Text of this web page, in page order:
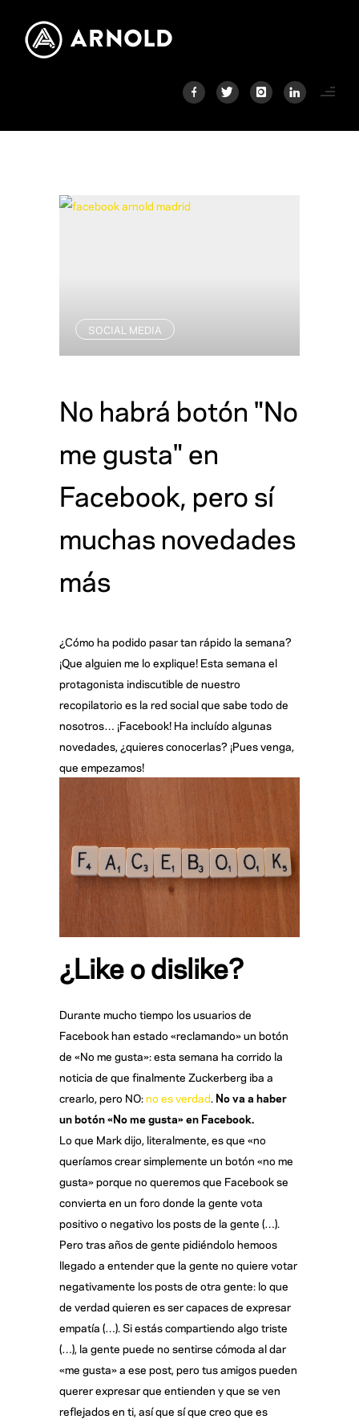
SOCIAL MEDIA
No habrá botón "No
me gusta" en
Facebook, pero sí
muchas novedades
más
¿Cómo ha podido pasar tan rápido la semana?
¡Que alguien me lo explique! Esta semana el
protagonista indiscutible de nuestro
recopilatorio es la red social que sabe todo de
nosotros… ¡Facebook! Ha incluído algunas
novedades, ¿quieres conocerlas? ¡Pues venga,
que empezamos!
¿Like o dislike?
Durante mucho tiempo los usuarios de
Facebook han estado «reclamando» un botón
de «No me gusta»: esta semana ha corrido la
noticia de que finalmente Zuckerberg iba a
crearlo, pero NO:no es verdad. No va a haber
un botón «No me gusta» en Facebook.
Lo que Mark dijo, literalmente, es que «no
queríamos crear simplemente un botón «no me
gusta» porque no queremos que Facebook se
convierta en un foro donde la gente vota
positivo o negativo los posts de la gente (…).
Pero tras años de gente pidiéndolo hemoos
llegado a entender que la gente no quiere votar
negativamente los posts de otra gente: lo que
de verdad quieren es ser capaces de expresar
empatía (…). Si estás compartiendo algo triste
(…), la gente puede no sentirse cómoda al dar
«me gusta» a ese post, pero tus amigos pueden
querer expresar que entienden y que se ven
reflejados en ti, así que sí que creo que es